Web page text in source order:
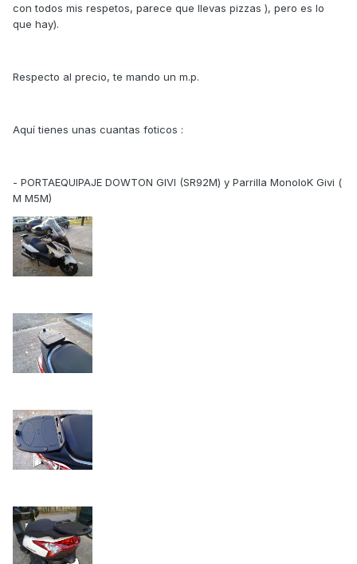
con todos mis respetos, parece que llevas pizzas ), pero es lo
que hay).
Respecto al precio, te mando un m.p.
Aquí tienes unas cuantas foticos :
- PORTAEQUIPAJE DOWTON GIVI (SR92M) y Parrilla MonoloK Givi (
M M5M)